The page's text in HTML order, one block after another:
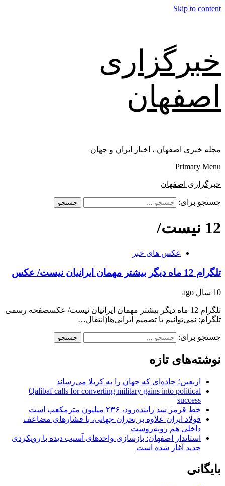
Skip to content
خبرگزاری
اصفهان
مجله خبری اصفهان ، اخبار ایران و جهان
Primary Menu
خبرگزاری اصفهان
جستجو برای:
12 نیست/
عکس های خبر
تلگرام 12 ماه دیگر بیشتر مهمان ایرانیان نیست/ عکس
10 سال ago
تلگرام 12 ماه دیگر بیشتر مهمان ایرانیان نیست/ عکسصفحه رسمی
تلگرام: نمی‌توانیم با تصمیم ایرانی‌ها(انتقال…
جستجو برای:
نوشته‌های تازه
اربعین؛ جاده‌ای که جهان را به کربلا می‌رساند
Qalibaf calls for converting military gains into political
success
خط قرمز سد زاینده‌رود، ۲۳۶ میلیون مترمکعب است
فولاد ایران علاوه بر بحران جهانی، با فشارهای مضاعف
داخلی هم روبه‌روست
استاندار اصفهان: بازسازی واحدهای آسیب دیده با رویکردی
جدید آغاز شده است
بایگانی